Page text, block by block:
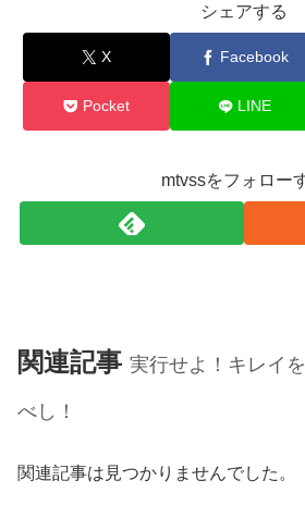
シェアする
X Facebook
Pocket LINE
mtvssをフォロー
関連記事 実行せよ！キレイ
べし！
関連記事は見つかりませんでした。